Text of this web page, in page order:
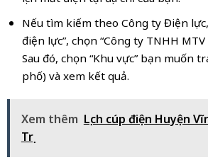
Nếu tìm kiếm theo Công ty Điện
điện lực”, chọn “Công ty TNHH MTV
Sau đó, chọn “Khu vực” bạn muốn
phố) và xem kết quả.
Xem thêm Lịch cúp điện Huyện
Trị